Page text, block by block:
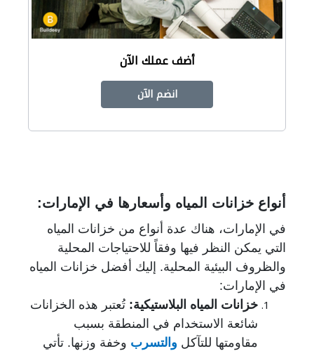
أضف عملك الآن
انضم الآن
أنواع خزانات المياه وأسعارها في الإمارات:
في الإمارات، هناك عدة أنواع من خزانات المياه
التي يمكن النظر فيها وفقاً للاحتياجات المحلية
والظروف البيئية المحلية. إليك أفضل خزانات المياه
في الإمارات:
خزانات المياه البلاستيكية: تُعتبر هذه الخزانات
شائعة الاستخدام في المنطقة بسبب
مقاومتها للتآكل والتسرب وخفة وزنها. تأتي